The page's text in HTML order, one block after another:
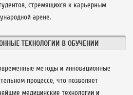
стремящихся к карьерным
арене.
ТЕХНОЛОГИИ В ОБУЧЕНИИ
методы и инновационные
процессе, что позволяет
медицинские технологии и